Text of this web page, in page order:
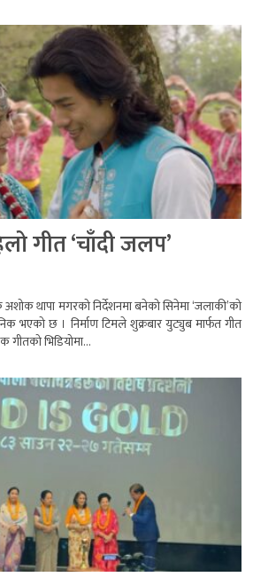
गीत ‘चाँदी जलप’
अशोक थापा मगरको निर्देशनमा बनेको सिनेमा ‘जलाकी’को
भएको छ । निर्माण टिमले शुक्रबार युट्युब मार्फत गीत
गीतको भिडियोमा...